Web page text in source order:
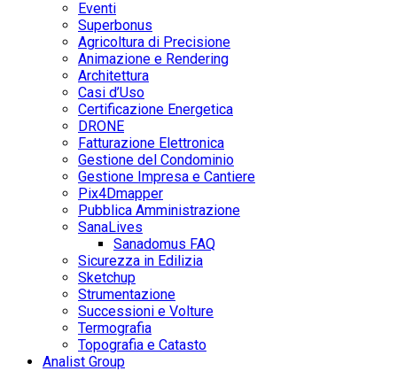
Eventi
Superbonus
Agricoltura di Precisione
Animazione e Rendering
Architettura
Casi d’Uso
Certificazione Energetica
DRONE
Fatturazione Elettronica
Gestione del Condominio
Gestione Impresa e Cantiere
Pix4Dmapper
Pubblica Amministrazione
SanaLives
Sanadomus FAQ
Sicurezza in Edilizia
Sketchup
Strumentazione
Successioni e Volture
Termografia
Topografia e Catasto
Analist Group